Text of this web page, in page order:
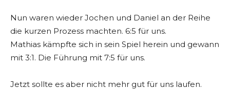
Nun waren wieder Jochen und Daniel an der Reihe
die kurzen Prozess machten. 6:5 für uns.
Mathias kämpfte sich in sein Spiel herein und gewann
mit 3:1. Die Führung mit 7:5 für uns.
Jetzt sollte es aber nicht mehr gut für uns laufen.